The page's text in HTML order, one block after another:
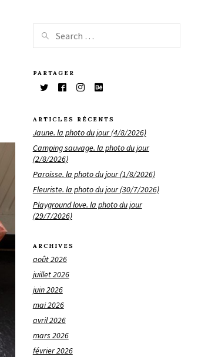
PARTAGER
ARTICLES RÉCENTS
Jaune. la photo du jour (4/8/2026)
Camping sauvage. la photo du jour
(2/8/2026)
Paroisse. la photo du jour (1/8/2026)
Fleuriste. la photo du jour (30/7/2026)
Playground love. la photo du jour
(29/7/2026)
ARCHIVES
août 2026
juillet 2026
juin 2026
mai 2026
avril 2026
mars 2026
février 2026